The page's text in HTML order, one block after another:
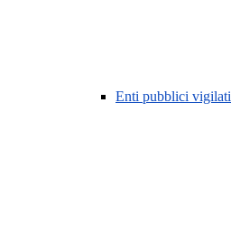
Enti pubblici vigilati